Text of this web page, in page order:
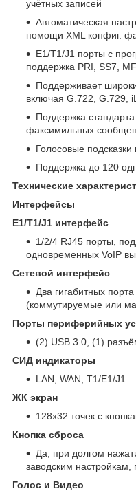
учётных записей
Автоматическая
помощи XML конфиг.
E1/T1/J1 порты с
поддержка PRI, SS7,
Поддерживает
включая G.722, G.729,
Поддержка
факсимильных
Голосовые
Поддержка до 120
Технические
Интерфейсы
E1/T1/J1 интерфейс
1/2/4 RJ45 порты,
одновременных VoIP
Сетевой интерфейс
Два гигабитных
(коммутируемые или
Порты периферийных
(2) USB 3.0, (1)
СИД индикаторы
LAN, WAN, T1/E1/J1
ЖК экран
128x32 точек с
Кнопка сброса
Да, при долгом
заводским настройкам,
Голос и Видео